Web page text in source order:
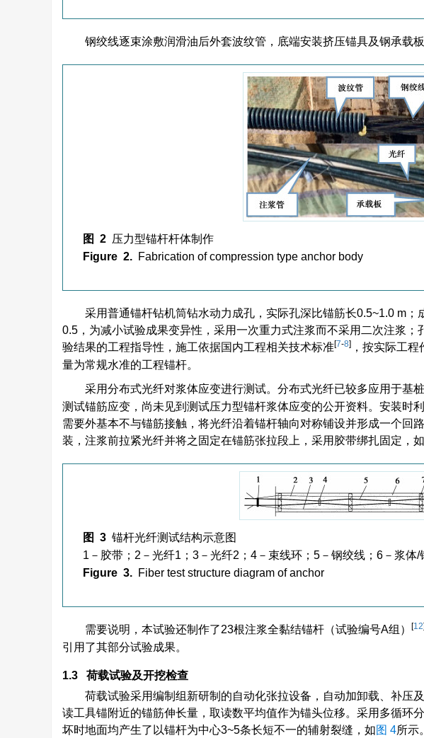
钢绞线逐束涂敷润滑油后外套波纹管，底端安装挤压锚具及钢承载
图 2 压力型锚杆杆体制作
Figure 2. Fabrication of compression type anchor body
采用普通锚杆钻机筒钻水动力成孔，实际孔深比锚筋长0.5~1.0 m
0.5，为减小试验成果变异性，采用一次重力式注浆而不采用二次注浆
验结果的工程指导性，施工依据国内工程相关技术标准[7-8] ，按实际工
量为常规水准的工程锚杆。
采用分布式光纤对浆体应变进行测试。分布式光纤已较多应用于基
测试锚筋应变，尚未见到测试压力型锚杆浆体应变的公开资料。安装时
需要外基本不与锚筋接触，将光纤沿着锚杆轴向对称铺设并形成一个回
装，注浆前拉紧光纤并将之固定在锚筋张拉段上，采用胶带绑扎固定，如
图 3 锚杆光纤测试结构示意图
1－胶带；2－光纤1；3－光纤2；4－束线环；5－钢绞线；6－浆体
Figure 3. Fiber test structure diagram of anchor
需要说明，本试验还制作了23根注浆全黏结锚杆（试验编号A组） [12]
引用了其部分试验成果。
1.3 荷载试验及开挖检查
荷载试验采用编制组新研制的自动化张拉设备，自动加卸载、补压
读工具锚附近的锚筋伸长量，取读数平均值作为锚头位移。采用多循环
坏时地面均产生了以锚杆为中心3~5条长短不一的辅射裂缝，如图 4所示。